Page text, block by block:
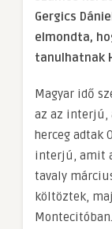
Gergics
elmondta,
tanulhatnak
Magyar idő
az az interjú,
herceg adtak
interjú, amit
tavaly
költöztek,